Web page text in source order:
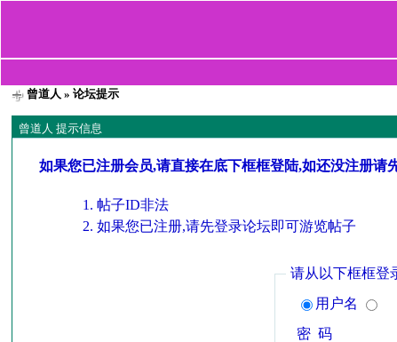
曾道人 » 论坛提示
曾道人 提示信息
如果您已注册会员,请直接在底下框框登陆,如还没注册请
帖子ID非法
如果您已注册,请先登录论坛即可游览帖子
请从以下框框登
用户名
密 码